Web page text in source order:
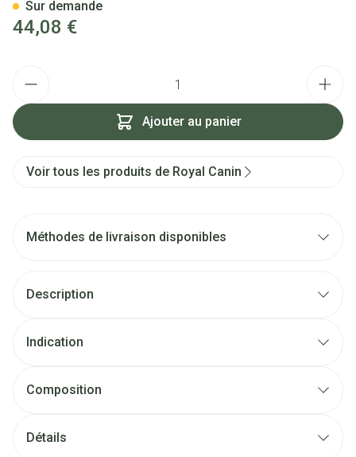
44,08 €
Ajouter au panier
Sur demande
Voir tous les produits de Royal Canin
Méthodes de livraison disponibles
Description
Indication
Composition
Détails